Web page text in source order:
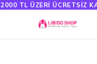
2000 TL ÜZERI ÜCRETSIZ